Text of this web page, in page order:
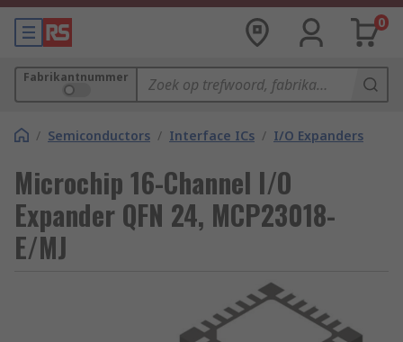
0
Fabrikantnummer
/ Semiconductors / Interface ICs / I/O Expanders
Microchip 16-Channel I/O
Expander QFN 24, MCP23018-
E/MJ